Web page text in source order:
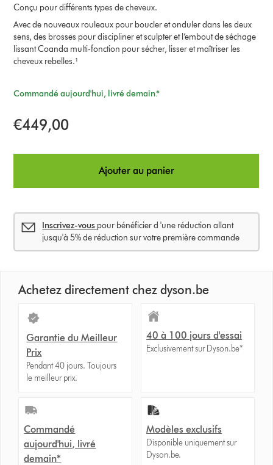
Conçu pour différents types de cheveux.
Avec de nouveaux rouleaux pour boucler et onduler dans les deux
sens, des brosses pour discipliner et sculpter et l’embout de séchage
lissant Coanda multi-fonction pour sécher, lisser et maîtriser les
cheveux rebelles.¹
Commandé aujourd'hui, livré demain.*
€449,00
Ajouter au panier
Inscrivez-vous pour bénéficier d 'une réduction allant
jusqu'à 5% de réduction sur votre première commande
Achetez directement chez dyson.be
Garantie du Meilleur
Prix
Pendant 40 jours. Toujours
le meilleur prix.
40 à 100 jours d'essai
Exclusivement sur Dyson.be*
Commandé
aujourd'hui, livré
demain*
Modèles exclusifs
Disponible uniquement sur
Dyson.be.